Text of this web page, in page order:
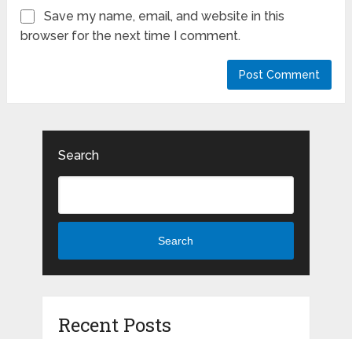
Save my name, email, and website in this
browser for the next time I comment.
Search
Search
Recent Posts